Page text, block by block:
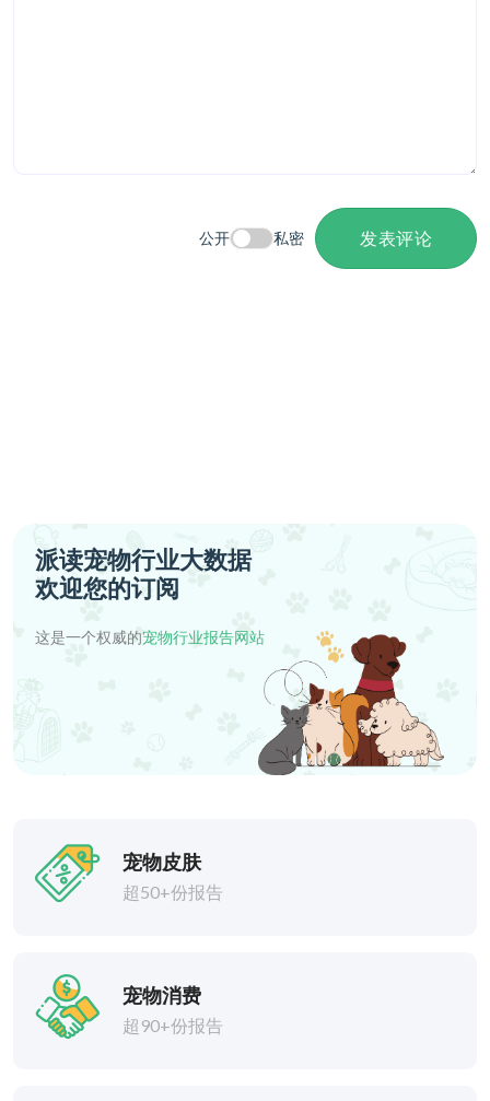
公开 私密 发表评论
派读宠物行业大数据
欢迎您的订阅
这是一个权威的宠物行业报告网站
宠物皮肤
超50+份报告
宠物消费
超90+份报告